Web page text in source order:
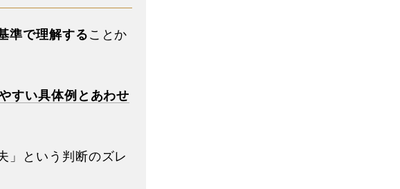
準で理解する ことか
すい具体例とあわせ
」という判断のズレ